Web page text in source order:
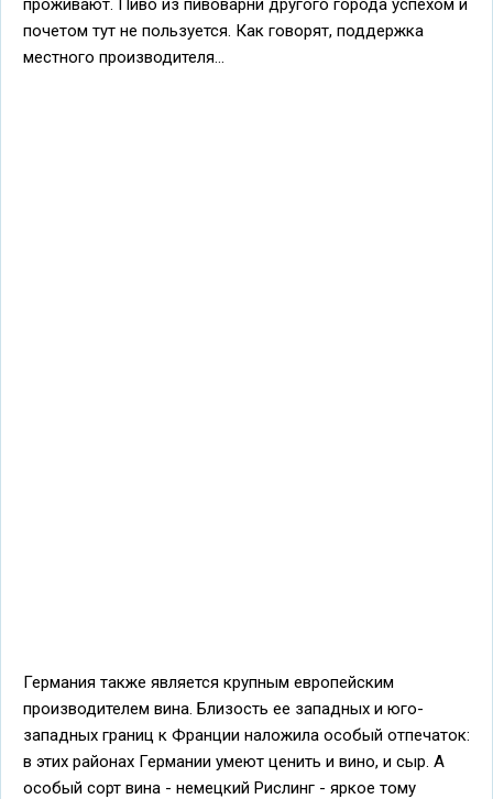
проживают. Пиво из пивоварни другого города успехом и
почетом тут не пользуется. Как говорят, поддержка
местного производителя...
Германия также является крупным европейским
производителем вина. Близость ее западных и юго-
западных границ к Франции наложила особый отпечаток:
в этих районах Германии умеют ценить и вино, и сыр. А
особый сорт вина - немецкий Рислинг - яркое тому